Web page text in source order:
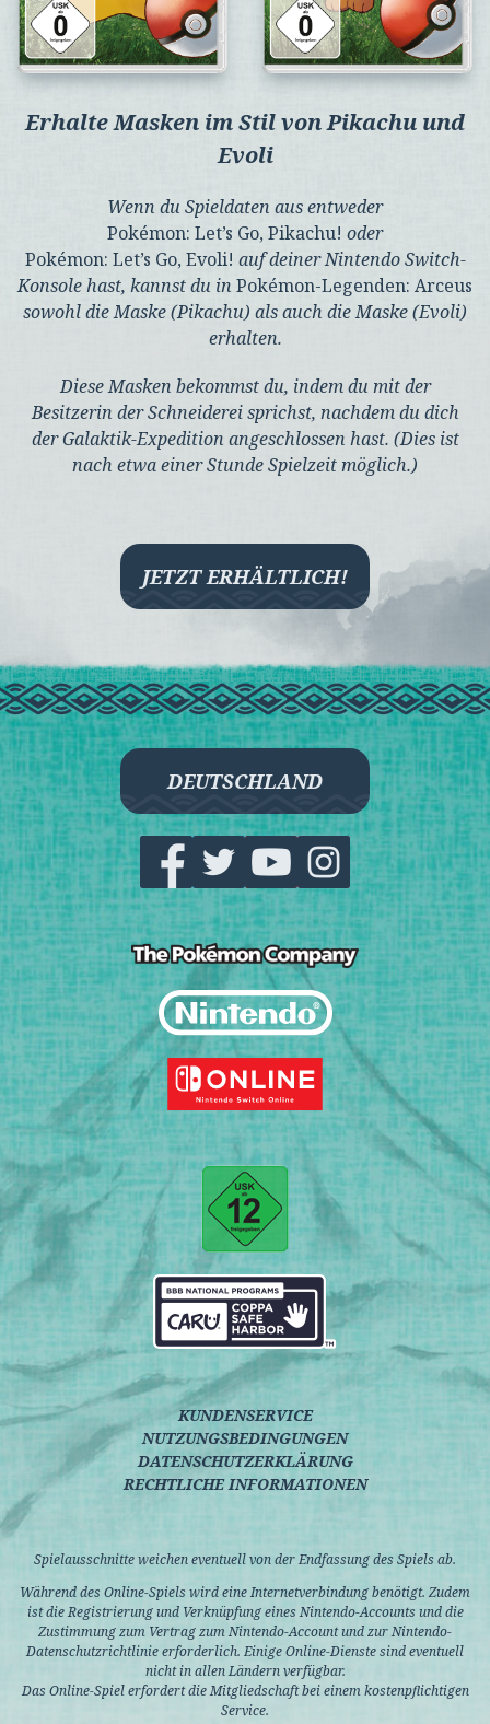
Erhalte Masken im Stil von Pikachu und
Evoli
Wenn du Spieldaten aus entweder
Pokémon: Let’s Go, Pikachu! oder
Pokémon: Let’s Go, Evoli! auf deiner Nintendo Switch-
Konsole hast, kannst du in Pokémon-Legenden: Arceus
sowohl die Maske (Pikachu) als auch die Maske (Evoli)
erhalten.
Diese Masken bekommst du, indem du mit der
Besitzerin der Schneiderei sprichst, nachdem du dich
der Galaktik-Expedition angeschlossen hast. (Dies ist
nach etwa einer Stunde Spielzeit möglich.)
JETZT ERHÄLTLICH!
DEUTSCHLAND
KUNDENSERVICE
NUTZUNGSBEDINGUNGEN
DATENSCHUTZERKLÄRUNG
RECHTLICHE INFORMATIONEN
Spielausschnitte weichen eventuell von der Endfassung des Spiels ab.
Während des Online-Spiels wird eine Internetverbindung benötigt. Zudem
ist die Registrierung und Verknüpfung eines Nintendo-Accounts und die
Zustimmung zum Vertrag zum Nintendo-Account und zur Nintendo-
Datenschutzrichtlinie erforderlich. Einige Online-Dienste sind eventuell
nicht in allen Ländern verfügbar.
Das Online-Spiel erfordert die Mitgliedschaft bei einem kostenpflichtigen
Service.